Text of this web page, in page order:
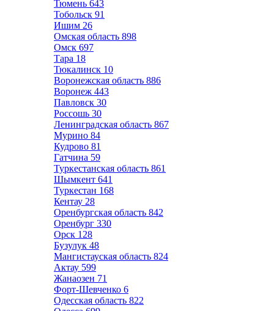
Тюмень 643
Тобольск 91
Ишим 26
Омская область 898
Омск 697
Тара 18
Тюкалинск 10
Воронежская область 886
Воронеж 443
Павловск 30
Россошь 30
Ленинградская область 867
Мурино 84
Кудрово 81
Гатчина 59
Туркестанская область 861
Шымкент 641
Туркестан 168
Кентау 28
Оренбургская область 842
Оренбург 330
Орск 128
Бузулук 48
Мангистауская область 824
Актау 599
Жанаозен 71
Форт-Шевченко 6
Одесская область 822